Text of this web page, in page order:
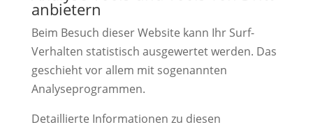
anbietern
Beim Besuch dieser Website kann Ihr Surf-
Verhalten statistisch ausgewertet werden. Das
geschieht vor allem mit sogenannten
Analyseprogrammen.
Detaillierte Informationen zu diesen